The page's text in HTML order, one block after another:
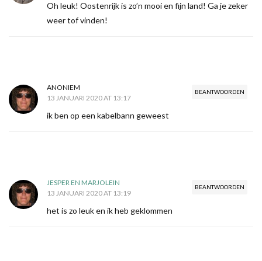
Oh leuk! Oostenrijk is zo’n mooi en fijn land! Ga je zeker
weer tof vinden!
BEANTWOORDEN
ANONIEM
13 JANUARI 2020 AT 13:17
ik ben op een kabelbann geweest
BEANTWOORDEN
JESPER EN MARJOLEIN
13 JANUARI 2020 AT 13:19
het is zo leuk en ik heb geklommen